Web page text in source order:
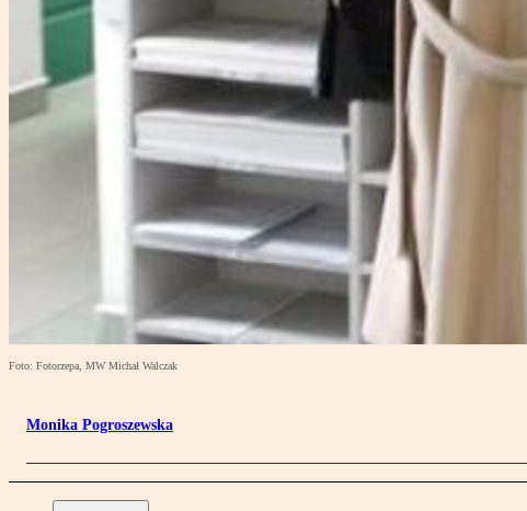
Foto: Fotorzepa, MW Michał Walczak
Monika Pogroszewska